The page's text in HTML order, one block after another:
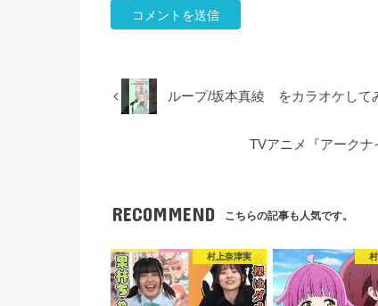
ループ/坂本真綾 をカラオケして
TVアニメ『アーク
RECOMMEND こちらの記事も人気です。
村上奈津実